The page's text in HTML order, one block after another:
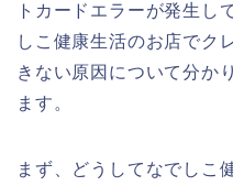
トカードエラーが発生し
しこ健康生活のお店でク
きない原因について分か
ます。
まず、どうしてなでしこ